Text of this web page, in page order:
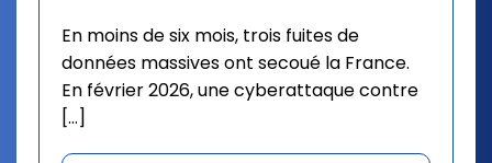
En moins de six mois, trois fuites de
données massives ont secoué la France.
En février 2026, une cyberattaque contre
[…]